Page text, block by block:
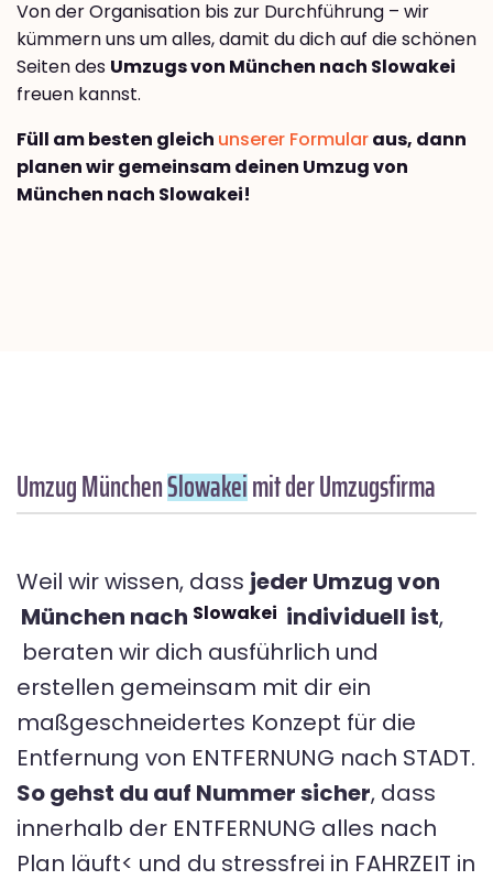
Von der Organisation bis zur Durchführung – wir
kümmern uns um alles, damit du dich auf die schönen
Seiten des Umzugs von München nach Slowakei
freuen kannst.
Füll am besten gleich unserer Formularaus, dann
planen wir gemeinsam deinen Umzug von
München nach Slowakei!
Umzug MünchenSlowakeimit der Umzugsfirma
Weil wir wissen, dass jeder Umzug von
München nach Slowakei individuell ist,
beraten wir dich ausführlich und
erstellen gemeinsam mit dir ein
maßgeschneidertes Konzept für die
Entfernung von ENTFERNUNG nach STADT.
So gehst du auf Nummer sicher, dass
innerhalb der ENTFERNUNG alles nach
Plan läuft< und du stressfrei in FAHRZEIT in